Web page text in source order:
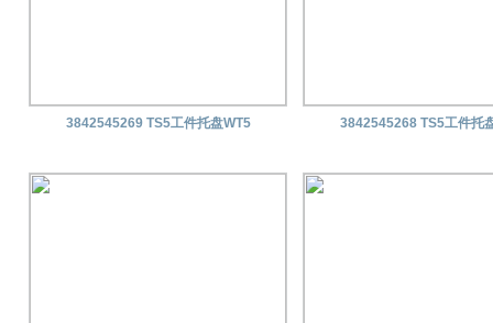
3842545269 TS5工件托盘WT5 3842545268 TS5工件托